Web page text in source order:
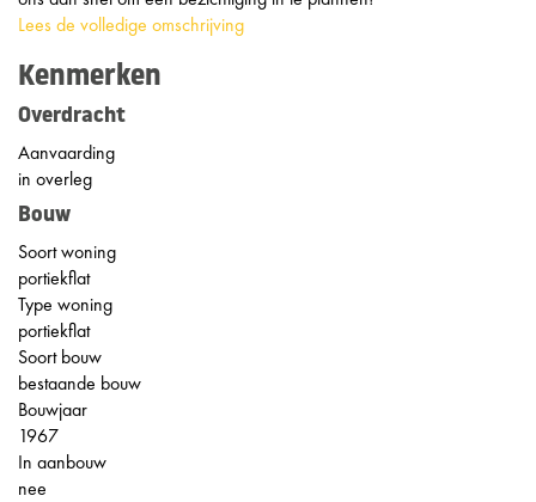
Lees de volledige omschrijving
Kenmerken
Overdracht
Aanvaarding
in overleg
Bouw
Soort woning
portiekflat
Type woning
portiekflat
Soort bouw
bestaande bouw
Bouwjaar
1967
In aanbouw
nee